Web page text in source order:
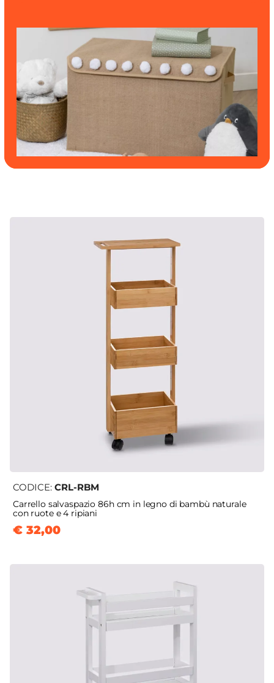
CODICE: CRL-RBM
Carrello salvaspazio 86h cm in legno di bambù naturale
con ruote e 4 ripiani
€ 32,00